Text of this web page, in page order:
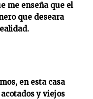
me enseña que el
que deseara
en esta casa
y viejos